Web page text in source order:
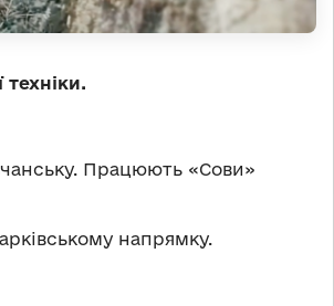
Працюють «Сови»
напрямку.